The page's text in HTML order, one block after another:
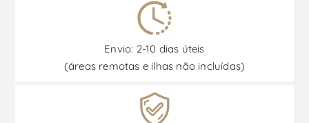
Envio: 2-10 dias úteis
(áreas remotas e ilhas não incluídas)